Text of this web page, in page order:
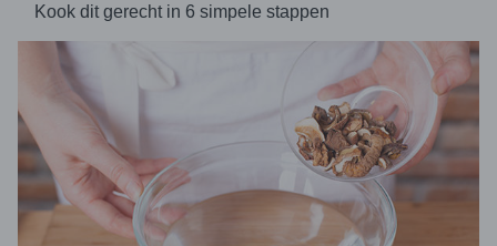
Kook dit gerecht in 6 simpele stappen